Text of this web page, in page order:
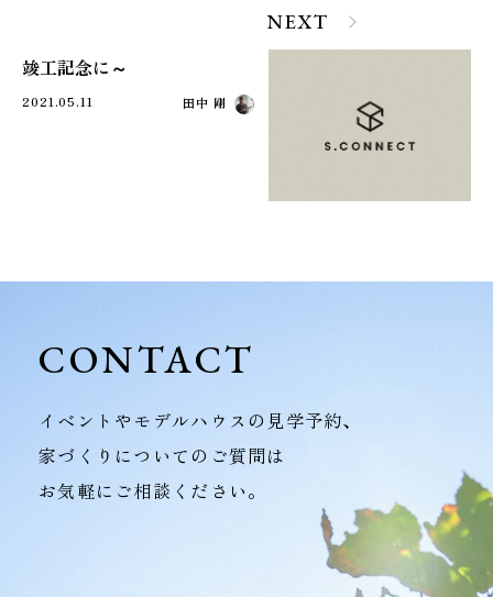
NEXT
竣工記念に～
2021.05.11 田中 剛
CONTACT
イベントやモデルハウスの見学予約、
家づくりについてのご質問は
お気軽にご相談ください。